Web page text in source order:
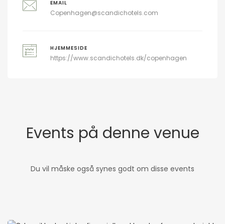
EMAIL
Copenhagen@scandichotels.com
HJEMMESIDE
https://www.scandichotels.dk/copenhagen
Events på denne venue
Du vil måske også synes godt om disse events